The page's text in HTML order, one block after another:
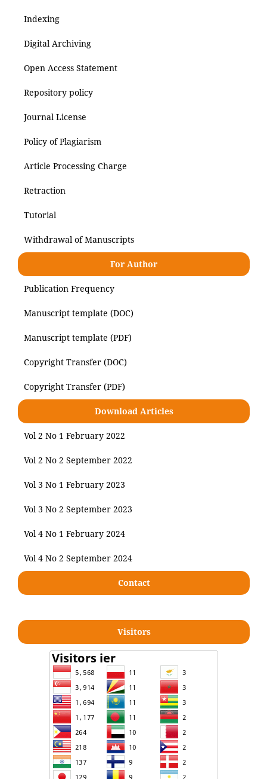
Indexing
Digital Archiving
Open Access Statement
Repository policy
Journal License
Policy of Plagiarism
Article Processing Charge
Retraction
Tutorial
Withdrawal of Manuscripts
For Author
Publication Frequency
Manuscript template (DOC)
Manuscript template (PDF)
Copyright Transfer (DOC)
Copyright Transfer (PDF)
Download Articles
Vol 2 No 1 February 2022
Vol 2 No 2 September 2022
Vol 3 No 1 February 2023
Vol 3 No 2 September 2023
Vol 4 No 1 February 2024
Vol 4 No 2 September 2024
Contact
Visitors